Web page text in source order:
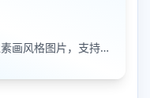
将照片、头像和插画一键转换成像素画风格图片，支持调节像素颗粒度、输出倍率和导出格式